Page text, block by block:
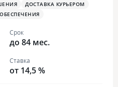
ДОСТАВКА КУРЬЕРОМ
Срок
до 84 мес.
Ставка
от 14,5 %